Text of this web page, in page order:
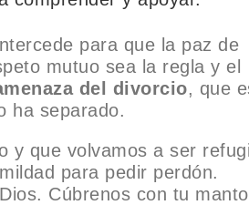
para que la paz de
mutuo sea la regla y el
del divorcio, que
ha separado.
y que volvamos a ser
para pedir perdón.
Cúbrenos con tu manto